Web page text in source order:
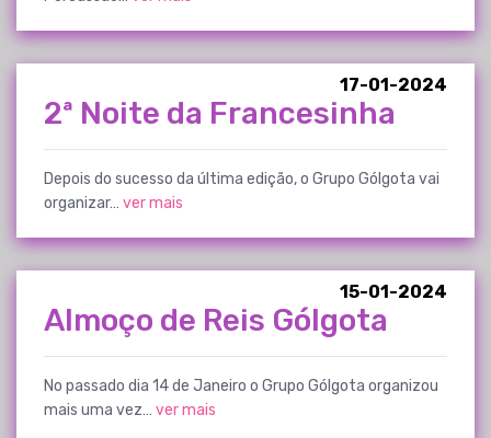
17-01-2024
2ª Noite da Francesinha
Depois do sucesso da última edição, o Grupo Gólgota vai
organizar… ver mais
15-01-2024
Almoço de Reis Gólgota
No passado dia 14 de Janeiro o Grupo Gólgota organizou
mais uma vez… ver mais